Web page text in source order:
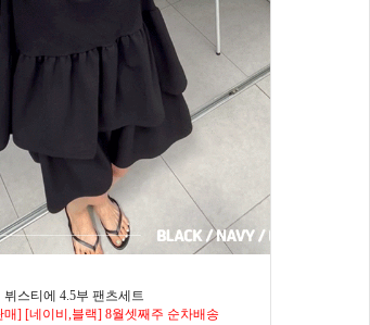
스티에 4.5부 팬츠세트
] [네이비,블랙] 8월셋째주 순차배송